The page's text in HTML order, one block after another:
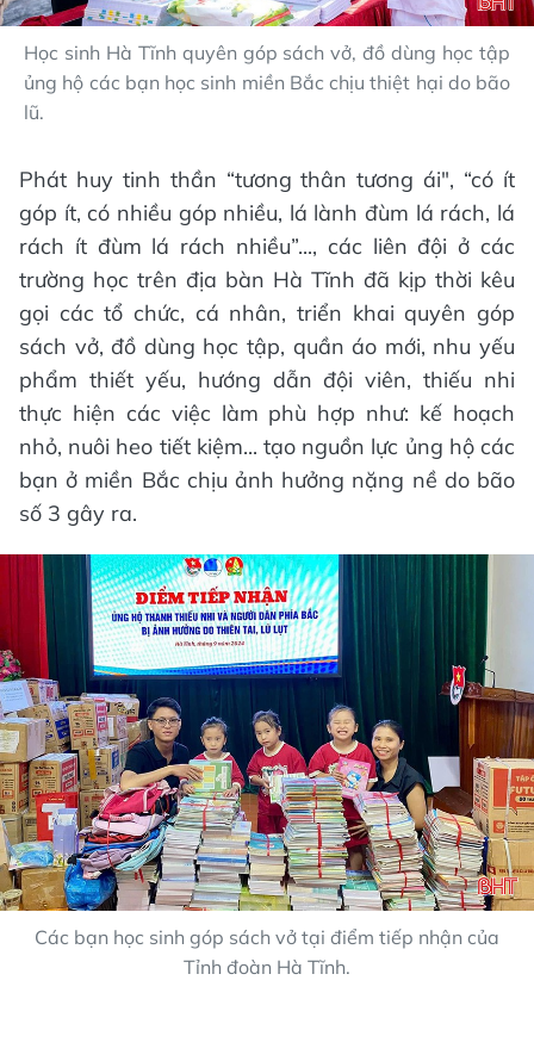
Học sinh Hà Tĩnh quyên góp sách vở, đồ dùng học tập
ủng hộ các bạn học sinh miền Bắc chịu thiệt hại do bão
lũ.
Phát huy tinh thần “tương thân tương ái", “có ít
góp ít, có nhiều góp nhiều, lá lành đùm lá rách, lá
rách ít đùm lá rách nhiều”..., các liên đội ở các
trường học trên địa bàn Hà Tĩnh đã kịp thời kêu
gọi các tổ chức, cá nhân, triển khai quyên góp
sách vở, đồ dùng học tập, quần áo mới, nhu yếu
phẩm thiết yếu, hướng dẫn đội viên, thiếu nhi
thực hiện các việc làm phù hợp như: kế hoạch
nhỏ, nuôi heo tiết kiệm... tạo nguồn lực ủng hộ các
bạn ở miền Bắc chịu ảnh hưởng nặng nề do bão
số 3 gây ra.
Các bạn học sinh góp sách vở tại điểm tiếp nhận của
Tỉnh đoàn Hà Tĩnh.